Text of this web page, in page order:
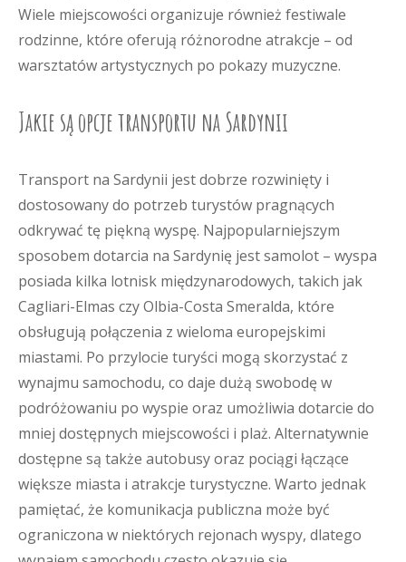
Wiele miejscowości organizuje również festiwale
rodzinne, które oferują różnorodne atrakcje – od
warsztatów artystycznych po pokazy muzyczne.
Jakie są opcje transportu na Sardynii
Transport na Sardynii jest dobrze rozwinięty i
dostosowany do potrzeb turystów pragnących
odkrywać tę piękną wyspę. Najpopularniejszym
sposobem dotarcia na Sardynię jest samolot – wyspa
posiada kilka lotnisk międzynarodowych, takich jak
Cagliari-Elmas czy Olbia-Costa Smeralda, które
obsługują połączenia z wieloma europejskimi
miastami. Po przylocie turyści mogą skorzystać z
wynajmu samochodu, co daje dużą swobodę w
podróżowaniu po wyspie oraz umożliwia dotarcie do
mniej dostępnych miejscowości i plaż. Alternatywnie
dostępne są także autobusy oraz pociągi łączące
większe miasta i atrakcje turystyczne. Warto jednak
pamiętać, że komunikacja publiczna może być
ograniczona w niektórych rejonach wyspy, dlatego